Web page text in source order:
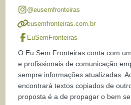
@eusemfronteiras
eusemfronteiras.com.br
EuSemFronteiras
O Eu Sem Fronteiras conta com
e profissionais de comunicação
sempre informações atualizadas.
encontrará textos copiados de
proposta é a de propagar o bem